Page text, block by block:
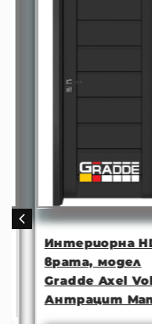
Интериорна HDF
врата, модел
Gradde Axel Voll,
Антрацит Мат